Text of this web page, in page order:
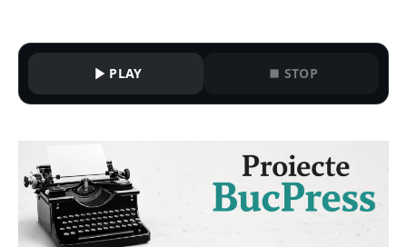
PLAY STOP